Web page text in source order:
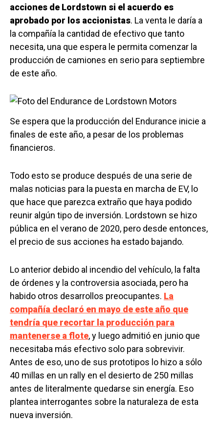
acciones de Lordstown si el acuerdo es
aprobado por los accionistas. La venta le daría a
la compañía la cantidad de efectivo que tanto
necesita, una que espera le permita comenzar la
producción de camiones en serio para septiembre
de este año.
Se espera que la producción del Endurance inicie a
finales de este año, a pesar de los problemas
financieros.
Todo esto se produce después de una serie de
malas noticias para la puesta en marcha de EV, lo
que hace que parezca extraño que haya podido
reunir algún tipo de inversión. Lordstown se hizo
pública en el verano de 2020, pero desde entonces,
el precio de sus acciones ha estado bajando.
Lo anterior debido al incendio del vehículo, la falta
de órdenes y la controversia asociada, pero ha
habido otros desarrollos preocupantes. La
compañía declaró en mayo de este año que
tendría que recortar la producción para
mantenerse a flote, y luego admitió en junio que
necesitaba más efectivo solo para sobrevivir.
Antes de eso, uno de sus prototipos lo hizo a sólo
40 millas en un rally en el desierto de 250 millas
antes de literalmente quedarse sin energía. Eso
plantea interrogantes sobre la naturaleza de esta
nueva inversión.